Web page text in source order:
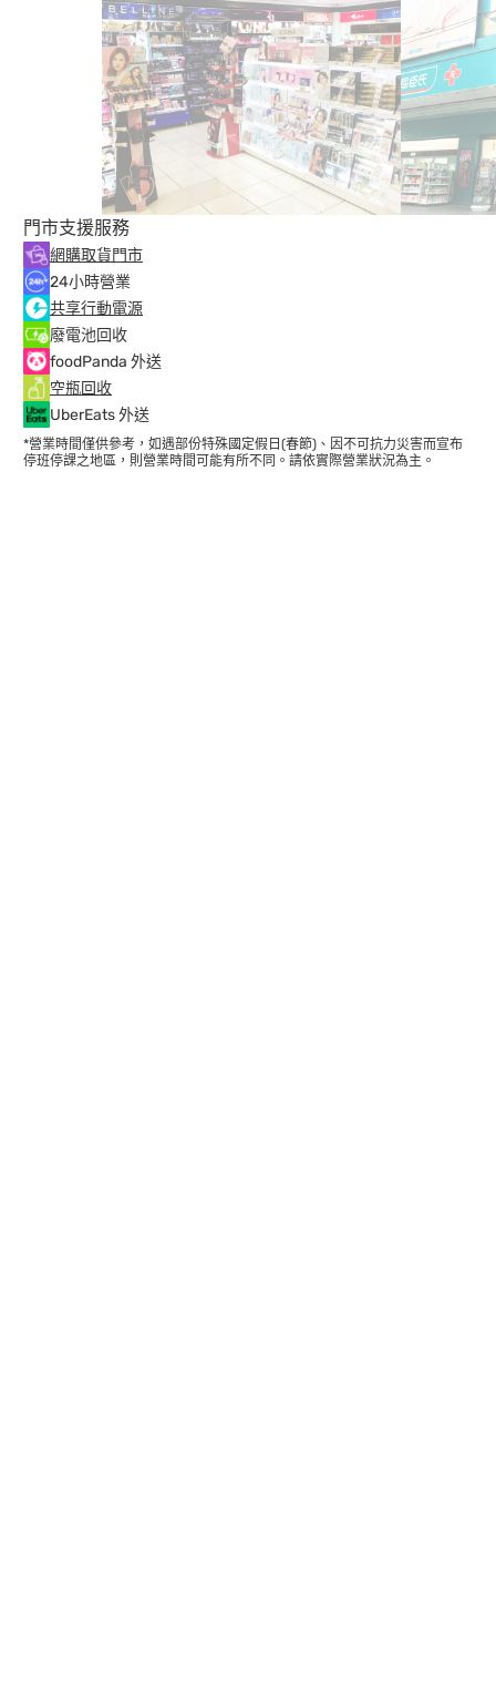
門市支援服務
網購取貨門市
24小時營業
共享行動電源
廢電池回收
foodPanda 外送
空瓶回收
UberEats 外送
*營業時間僅供參考，如遇部份特殊國定假日(春節)、因不可抗力災害而宣布
停班停課之地區，則營業時間可能有所不同。請依實際營業狀況為主。